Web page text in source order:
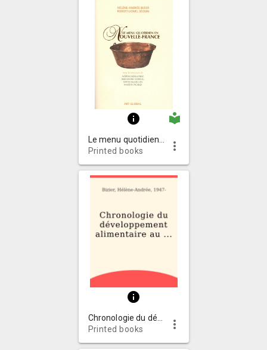
info local_library
Printed books
more_vert
info
Printed books
more_vert